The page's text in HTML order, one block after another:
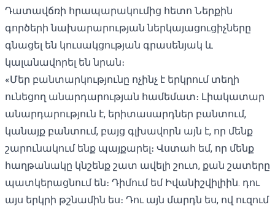
Դատավճռի հրապարակումից հետո Ներքին
գործերի նախարարության ներկայացուցիչները
գնացել են կուսակցության գրասենյակ և
կալանավորել են նրան։
«Մեր բանտարկությունը ոչինչ է երկրում տեղի
ունեցող անարդարության համեմատ։ Լիակատար
անարդարություն է, երիտասարդներ բանտում,
կանայք բանտում, բայց գլխավորն այն է, որ մենք
շարունակում ենք պայքարել։ Վստահ եմ, որ մենք
հաղթանակը կնշենք շատ ավելի շուտ, քան շատերը
պատկերացնում են։ Դիմում եմ Իվանիշվիլիին. դու
այս երկրի թշնամին ես։ Դու այն մարդն ես, ով ուզում